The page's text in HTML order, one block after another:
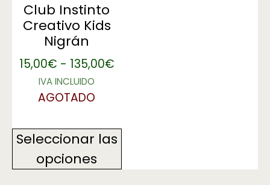
Club Instinto
Creativo Kids
Nigrán
15,00€ - 135,00€
IVA INCLUIDO
AGOTADO
Seleccionar las
opciones